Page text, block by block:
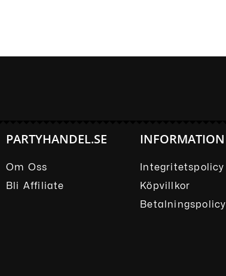
PARTYHANDEL.SE
Om Oss
Bli Affiliate
INFORMATION
Integritetspolicy
Köpvillkor
Betalningspolicy